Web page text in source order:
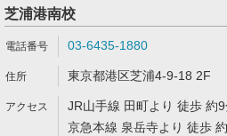
芝浦港南校
03-6435-1880
東京都港区芝浦4-9-18 2F
JR山手線 田町より 徒歩 約
京急本線 泉岳寺より 徒歩